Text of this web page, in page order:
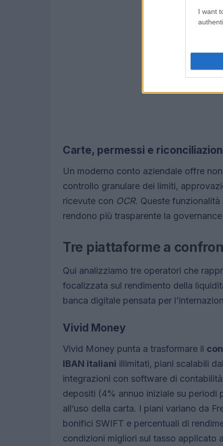
I want
Carte, permessi e
Un moderno conto aziendale offre
controllo granulare dei limiti,
ricevute con OCR. Queste
rendono più trasparente la
Tre piattaforme a
Qui analizziamo tre operatori che
focalizzata sul rendimento della
banca digitale pensata per
Vivid Money
Vivid Money punta a trasformare il
IBAN italiani illimitati, piani scalabili
integrazioni con software di
depositi (4% annuo iniziale su periodi
all’uso della carta. I piani variano da
bonifici SWIFT e percentuali di
condizioni migliori sul tasso applicato